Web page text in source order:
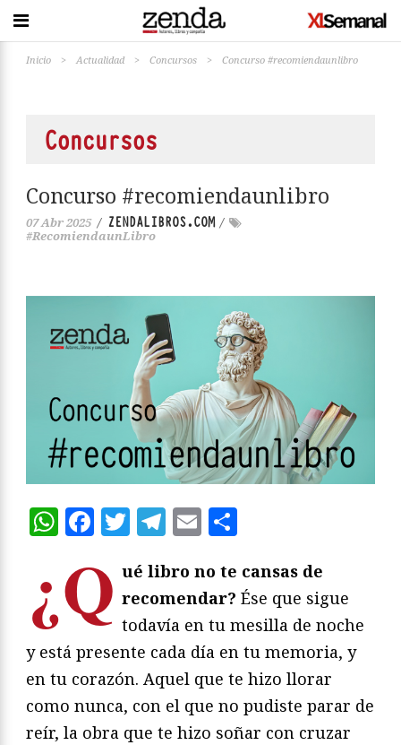
Inicio > Actualidad > Concursos > Concurso #recomiendaunlibro
Concursos
Concurso #recomiendaunlibro
07 Abr 2025 / ZENDALIBROS.COM/
#RecomiendaunLibro
WhatsApp
Facebook
Twitter
Telegram
Email
¿Q ué libro no te cansas de
recomendar? Ése que sigue
todavía en tu mesilla de noche
y está presente cada día en tu memoria, y
en tu corazón. Aquel que te hizo llorar
como nunca, con el que no pudiste parar de
reír, la obra que te hizo soñar con cruzar